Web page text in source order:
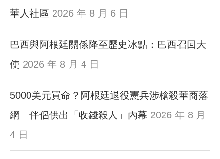
華人社區 2026 年 8 月 6 日
巴西與阿根廷關係降至歷史冰點：巴西召回大
使 2026 年 8 月 4 日
5000美元買命？阿根廷退役憲兵涉槍殺華商落
網 伴侶供出「收錢殺人」內幕 2026 年 8 月
4 日